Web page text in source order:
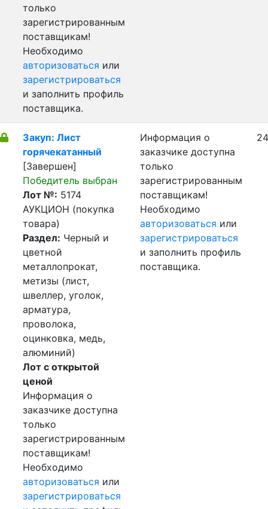
только
зарегистрированным
поставщикам!
Необходимо
авторизоваться или
зарегистрироваться
и заполнить профиль
поставщика.
Закуп: Лист
горячекатанный
[Завершен]
Победитель выбран
Лот №: 5174
АУКЦИОН (покупка
товара)
Раздел: Черный и
цветной
металлопрокат,
метизы (лист,
швеллер, уголок,
арматура,
проволока,
оцинковка, медь,
алюминий)
Лот с открытой
ценой
Информация о
заказчике доступна
только
зарегистрированным
поставщикам!
Необходимо
авторизоваться или
зарегистрироваться
Информация о
заказчике доступна
только
зарегистрированным
поставщикам!
Необходимо
авторизоваться или
зарегистрироваться
и заполнить профиль
поставщика.